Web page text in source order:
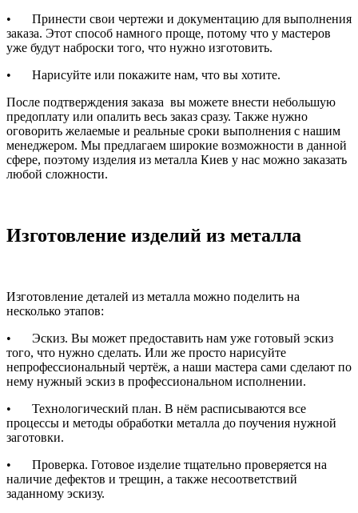
•
Принести свои чертежи и документацию для выполнения
заказа. Этот способ намного проще, потому что у мастеров
уже будут наброски того, что нужно изготовить.
•
Нарисуйте или покажите нам, что вы хотите.
После подтверждения заказа вы можете внести небольшую
предоплату или опалить весь заказ сразу. Также нужно
оговорить желаемые и реальные сроки выполнения с нашим
менеджером. Мы предлагаем широкие возможности в данной
сфере, поэтому изделия из металла Киев у нас можно заказать
любой сложности.
Изготовление изделий из металла
Изготовление деталей из металла можно поделить на
несколько этапов:
•
Эскиз. Вы может предоставить нам уже готовый эскиз
того, что нужно сделать. Или же просто нарисуйте
непрофессиональный чертёж, а наши мастера сами сделают по
нему нужный эскиз в профессиональном исполнении.
•
Технологический план. В нём расписываются все
процессы и методы обработки металла до поучения нужной
заготовки.
•
Проверка. Готовое изделие тщательно проверяется на
наличие дефектов и трещин, а также несоответствий
заданному эскизу.